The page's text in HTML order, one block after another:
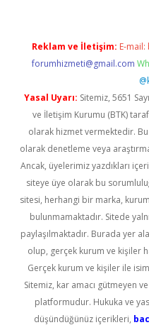
Reklam ve İletişim: E-mail:
forumhizmeti@gmail.com
Yasal Uyarı: Sitemiz, 5651
ve İletişim Kurumu (BTK)
olarak hizmet vermektedir.
olarak denetleme veya
Ancak, üyelerimiz yazdıkları
siteye üye olarak bu
sitesi, herhangi bir marka,
bulunmamaktadır. Sitede
paylaşılmaktadır. Burada yer
olup, gerçek kurum ve kişiler
Gerçek kurum ve kişiler ile
Sitemiz, kar amacı gütmeyen
platformudur. Hukuka ve
düşündüğünüz içerikleri,